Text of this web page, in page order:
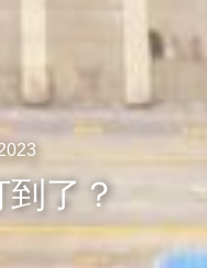
了？